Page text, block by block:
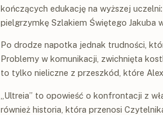
kończących edukację na wyższej
pielgrzymkę Szlakiem Świętego Jakuba
Po drodze napotka jednak trudności,
Problemy w komunikacji, zwichnięta
to tylko nieliczne z przeszkód, które
„Ultreia” to opowieść o konfrontacji z
również historia, która przenosi